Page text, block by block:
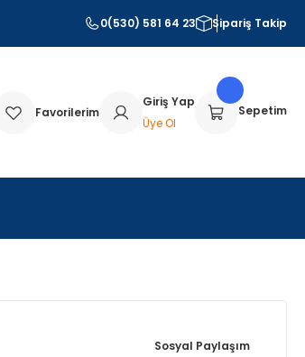
0(530) 581 64 23 Sipariş Takip
Favorilerim
Giriş Yap
Üye Ol
Sepetim
Sosyal Paylaşım